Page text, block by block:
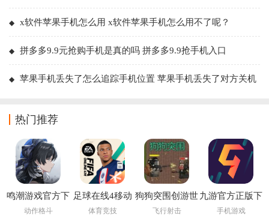
x软件苹果手机怎么用 x软件苹果手机怎么用不了呢？
拼多多9.9元抢购手机是真的吗 拼多多9.9抢手机入口
苹果手机丢失了怎么追踪手机位置 苹果手机丢失了对方关机
热门推荐
鸣潮游戏官方下
载
动作格斗
足球在线4移动
版下载安装
体育竞技
狗狗突围创游世
界
飞行射击
九游官方正版下
载
手机游戏